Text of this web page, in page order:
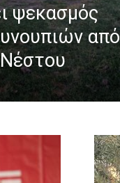
ψεκασμός
από